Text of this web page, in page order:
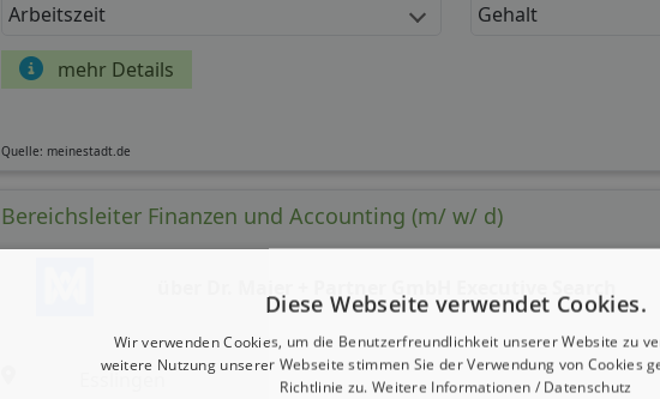
Arbeitszeit Gehalt
mehr Details
Quelle: meinestadt.de
Bereichsleiter Finanzen und Accounting (m/ w/ d)
Esslingen
Diese Webseite verwendet Cookies.
Wir verwenden Cookies, um die Benutzerfreundlichkeit unserer Website zu
weitere Nutzung unserer Webseite stimmen Sie der Verwendung von Cookies
Richtlinie zu. Weitere Informationen / Datenschutz